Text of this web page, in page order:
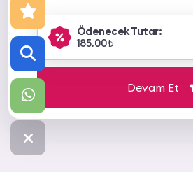
Ödenecek Tutar:
185.00₺
Devam Et